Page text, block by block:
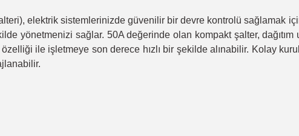
elektrik sistemlerinizde güvenilir bir devre kontrolü sağlamak
yönetmenizi sağlar. 50A değerinde olan kompakt şalter,
ile işletmeye son derece hızlı bir şekilde alınabilir. Kolay